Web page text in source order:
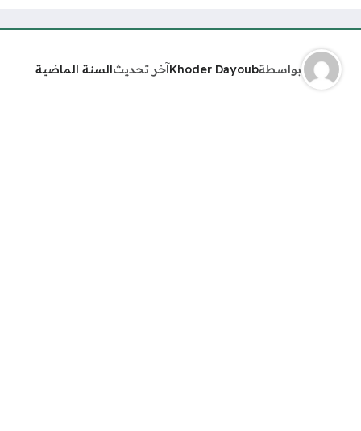
بواسطةKhoder Dayoubآخر تحديثالسنة الماضية